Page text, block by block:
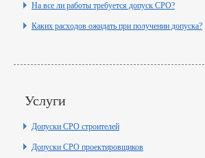
На все ли работы требуется допуск СРО?
Каких расходов ожидать при получении допуска?
Услуги
Допуски СРО строителей
Допуски СРО проектировщиков